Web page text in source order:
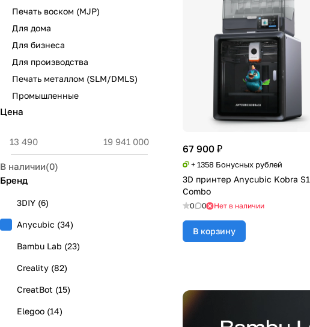
67 900 ₽
+ 1358 Бонусных рублей
3D принтер Anycubic Kobra S1
Combo
0 0 Нет в наличии
В корзину
Печать воском (MJP)
Для дома
Для бизнеса
Для производства
Печать металлом (SLM/DMLS)
Промышленные
Цена
В наличии(0)
Бренд
3DIY (6)
Anycubic (34)
Bambu Lab (23)
Creality (82)
CreatBot (15)
Elegoo (14)